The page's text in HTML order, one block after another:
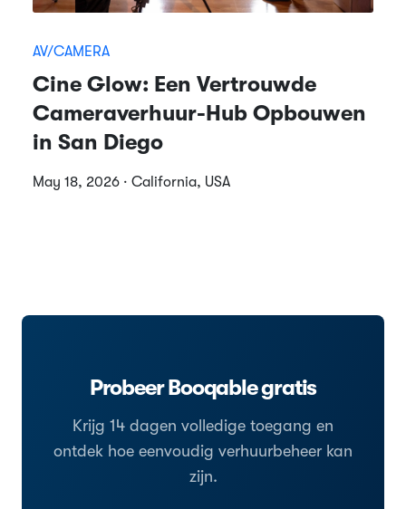
AV/CAMERA
Cine Glow: Een Vertrouwde
Cameraverhuur-Hub Opbouwen
in San Diego
May 18, 2026 · California, USA
Probeer Booqable gratis
Krijg 14 dagen volledige toegang en
ontdek hoe eenvoudig verhuurbeheer kan
zijn.